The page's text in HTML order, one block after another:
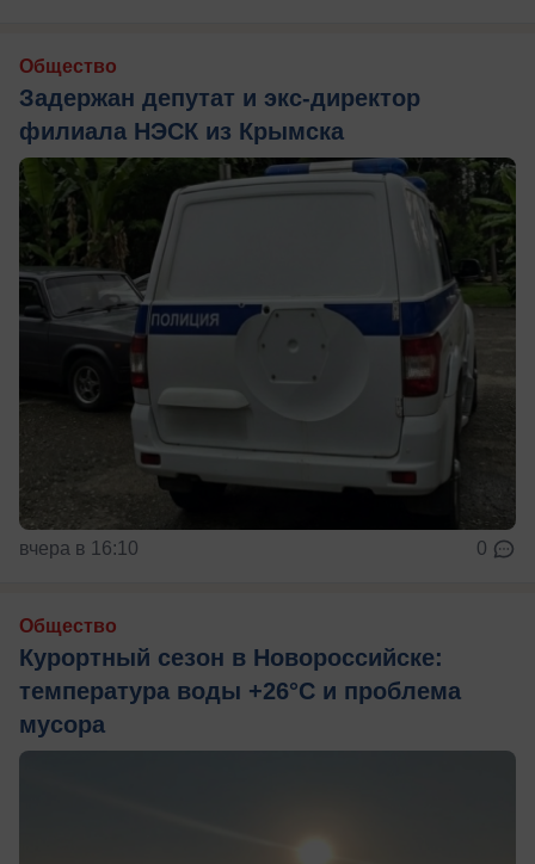
Общество
Задержан депутат и экс-директор
филиала НЭСК из Крымска
вчера в 16:10 0
Общество
Курортный сезон в Новороссийске:
температура воды +26°C и проблема
мусора